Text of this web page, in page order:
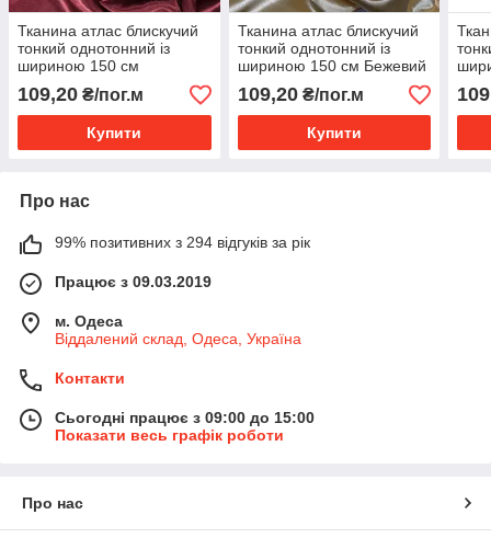
Тканина атлас блискучий
тонкий однотонний із
шириною 150 см
109,20 ₴/пог.м
Купити
Тканина атлас блискучий
тонкий однотонний із
шириною 150 см Бежевий
109,20₴/пог.м
Купити
Про нас
99% позитивних з 294 відгуків за рік
Працює з 09.03.2019
м. Одеса
Віддалений склад, Одеса, Україна
Контакти
Сьогодні працює з 09:00 до 15:00
Показати весь графік роботи
Про нас